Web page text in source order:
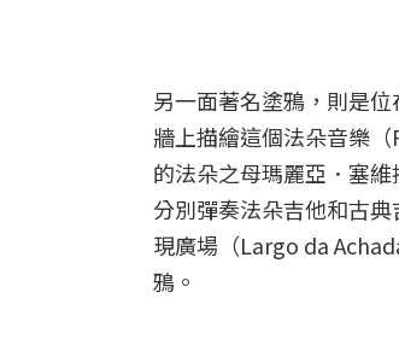
另一面著名塗鴉，則是
牆上描繪這個法朵音樂
的法朵之母瑪麗亞．塞
分別彈奏法朵吉他和古
現廣場（Largo da
鴉。